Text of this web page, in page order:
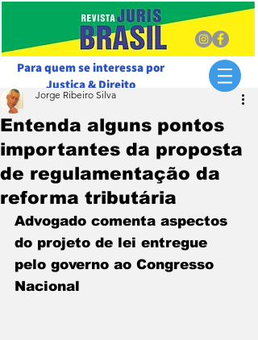
Para quem se interessa por
Justiça & Direito
Entenda alguns pontos
importantes da proposta
de regulamentação da
reforma tributária
Jorge Ribeiro Silva
Advogado comenta aspectos
do projeto de lei entregue
pelo governo ao Congresso
Nacional